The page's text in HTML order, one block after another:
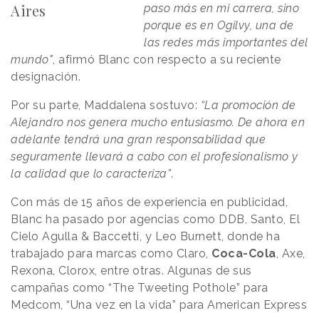
Aires
paso más en mi carrera, sino
porque es en Ogilvy, una de
las redes más importantes del
mundo", afirmó Blanc con respecto a su reciente
designación.
Por su parte, Maddalena sostuvo: “La promoción de
Alejandro nos genera mucho entusiasmo. De ahora en
adelante tendrá una gran responsabilidad que
seguramente llevará a cabo con el profesionalismo y
la calidad que lo caracteriza”.
Con más de 15 años de experiencia en publicidad,
Blanc ha pasado por agencias como DDB, Santo, El
Cielo Agulla & Baccetti, y Leo Burnett, donde ha
trabajado para marcas como Claro, Coca-Cola, Axe,
Rexona, Clorox, entre otras. Algunas de sus
campañas como “The Tweeting Pothole” para
Medcom, “Una vez en la vida” para American Express